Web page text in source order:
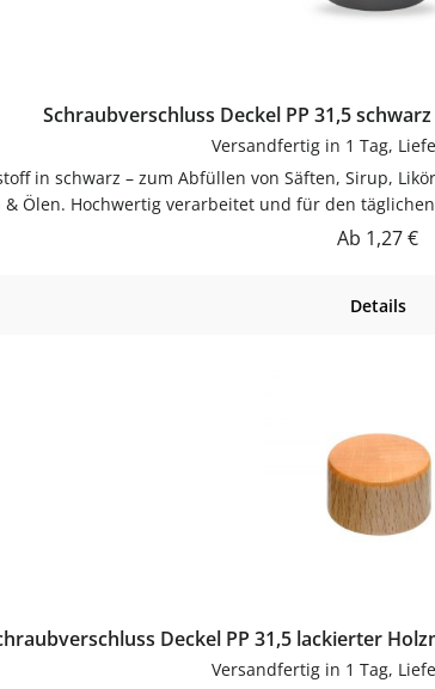
Schraubverschluss Deckel PP 31,5
Versandfertig in 1 Tag,
in schwarz – zum Abfüllen von Säften, Sirup,
Ölen. Hochwertig verarbeitet und für den
auslaufsicher für Lagerung und
bestellenBestelle deinen Henkelflasche 2 Liter in
Regulärer
Ab 1,27 €
Details
Deckel PP 31,5 lackierter
Versandfertig in 1 Tag,